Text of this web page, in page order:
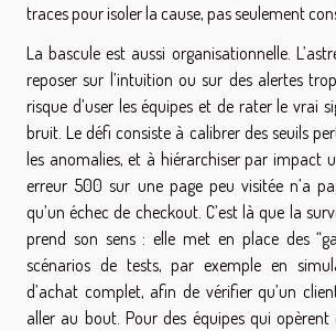
traces pour isoler la cause, pas seulement
La bascule est aussi organisationnelle.
reposer sur l’intuition ou sur des alertes
risque d’user les équipes et de rater le vrai
bruit. Le défi consiste à calibrer des seuils
les anomalies, et à hiérarchiser par impact
erreur 500 sur une page peu visitée n’a
qu’un échec de checkout. C’est là que la
prend son sens : elle met en place des
scénarios de tests, par exemple en
d’achat complet, afin de vérifier qu’un
aller au bout. Pour des équipes qui opèrent